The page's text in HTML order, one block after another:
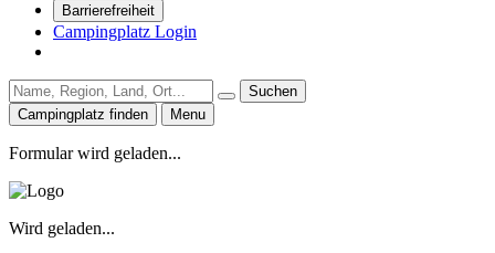
Barrierefreiheit
Campingplatz Login
Suchen
Campingplatz finden
Menu
Formular wird geladen...
Wird geladen...